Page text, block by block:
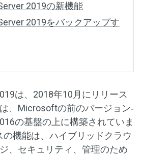
2019の新機能
2019をバックアップす
は、2018年10月にリリース
、Microsoftの前のバージョン‐
の基盤の上に構築されていま
機能は、ハイブリッドクラウ
、セキュリティ、管理のため